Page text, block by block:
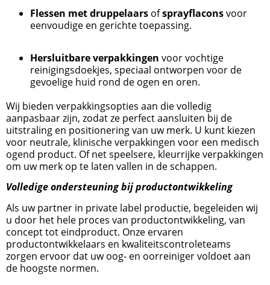
Flessen met druppelaars ofsprayflaconsvoor
eenvoudige en gerichte toepassing.
Hersluitbare verpakkingen voor vochtige
reinigingsdoekjes, speciaal ontworpen voor de
gevoelige huid rond de ogen en oren.
Wij bieden verpakkingsopties aan die volledig
aanpasbaar zijn, zodat ze perfect aansluiten bij de
uitstraling en positionering van uw merk. U kunt kiezen
voor neutrale, klinische verpakkingen voor een medisch
ogend product. Of net speelsere, kleurrijke verpakkingen
om uw merk op te laten vallen in de schappen.
Volledige ondersteuning bij productontwikkeling
Als uw partner in private label productie, begeleiden wij
u door het hele proces van productontwikkeling, van
concept tot eindproduct. Onze ervaren
productontwikkelaars en kwaliteitscontroleteams
zorgen ervoor dat uw oog- en oorreiniger voldoet aan
de hoogste normen.